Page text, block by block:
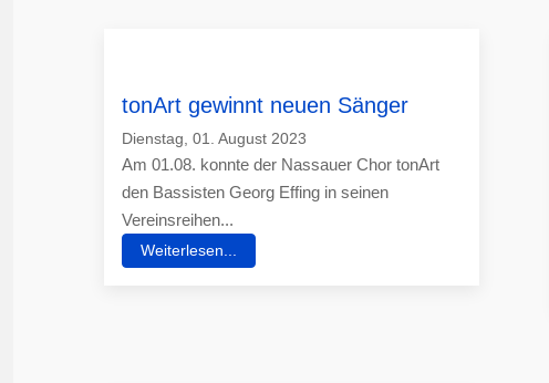
tonArt gewinnt neuen Sänger
Dienstag, 01. August 2023
Am 01.08. konnte der Nassauer Chor tonArt
den Bassisten Georg Effing in seinen
Vereinsreihen...
Weiterlesen...